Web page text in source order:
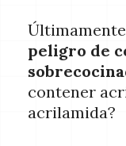
peligro de
contener
acrilamida?